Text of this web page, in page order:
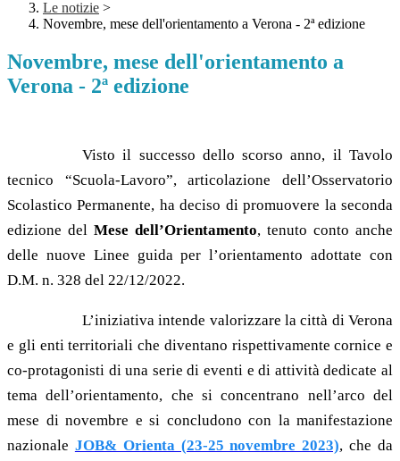
Le notizie >
Novembre, mese dell'orientamento a Verona - 2ª edizione
Novembre, mese dell'orientamento a
Verona - 2ª edizione
Visto il successo dello scorso anno, il Tavolo
tecnico “Scuola-Lavoro”, articolazione dell’Osservatorio
Scolastico Permanente, ha deciso di promuovere la seconda
edizione del Mese dell’Orientamento, tenuto conto anche
delle nuove Linee guida per l’orientamento adottate con
D.M. n. 328 del 22/12/2022.
L’iniziativa intende valorizzare la città di Verona
e gli enti territoriali che diventano rispettivamente cornice e
co-protagonisti di una serie di eventi e di attività dedicate al
tema dell’orientamento, che si concentrano nell’arco del
mese di novembre e si concludono con la manifestazione
nazionale JOB& Orienta (23-25 novembre 2023), che da